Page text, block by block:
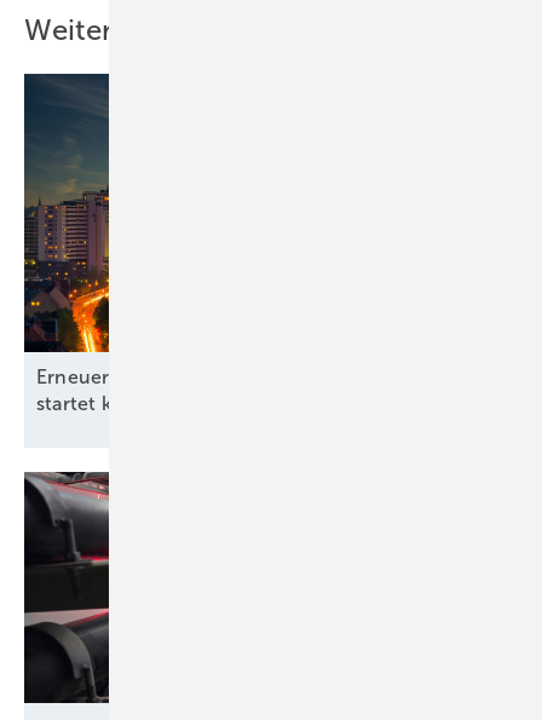
Weitere Inhalte
Erneuerbare-Energien-Branchentag in Hannover
startet kommunale